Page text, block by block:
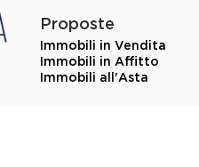
Proposte
Immobili in Vendita
Immobili in Affitto
Immobili all'Asta